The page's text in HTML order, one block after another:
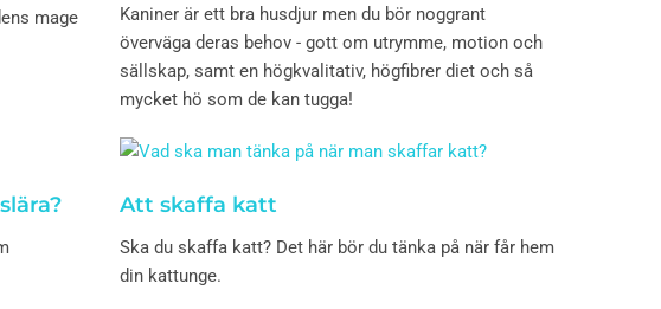
mage
Kaniner är ett bra husdjur men du bör noggrant
överväga deras behov - gott om utrymme, motion och
sällskap, samt en högkvalitativ, högfibrer diet och så
mycket hö som de kan tugga!
Att skaffa katt
Ska du skaffa katt? Det här bör du tänka på när får hem
din kattunge.